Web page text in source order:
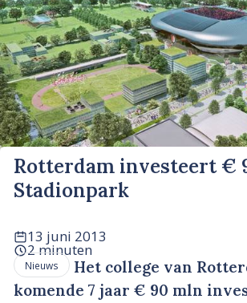
Rotterdam investeert €
Stadionpark
13 juni 2013
2 minuten
Nieuws
Het college van
komende 7 jaar € 90 mln